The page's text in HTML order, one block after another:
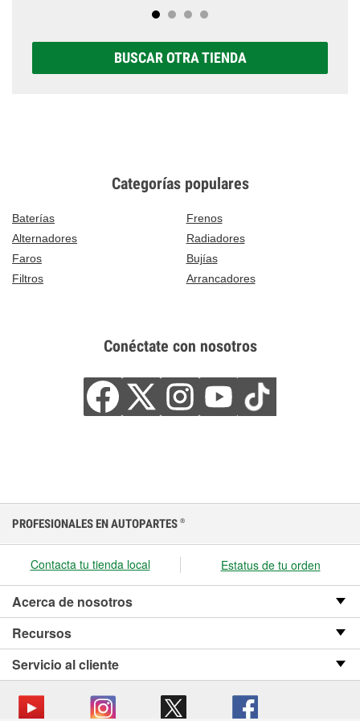
BUSCAR OTRA TIENDA
Categorías populares
Baterías
Frenos
Alternadores
Radiadores
Faros
Bujías
Filtros
Arrancadores
Conéctate con nosotros
PROFESIONALES EN AUTOPARTES ®
Contacta tu tienda local Estatus de tu orden
Acerca de nosotros
Recursos
Servicio al cliente